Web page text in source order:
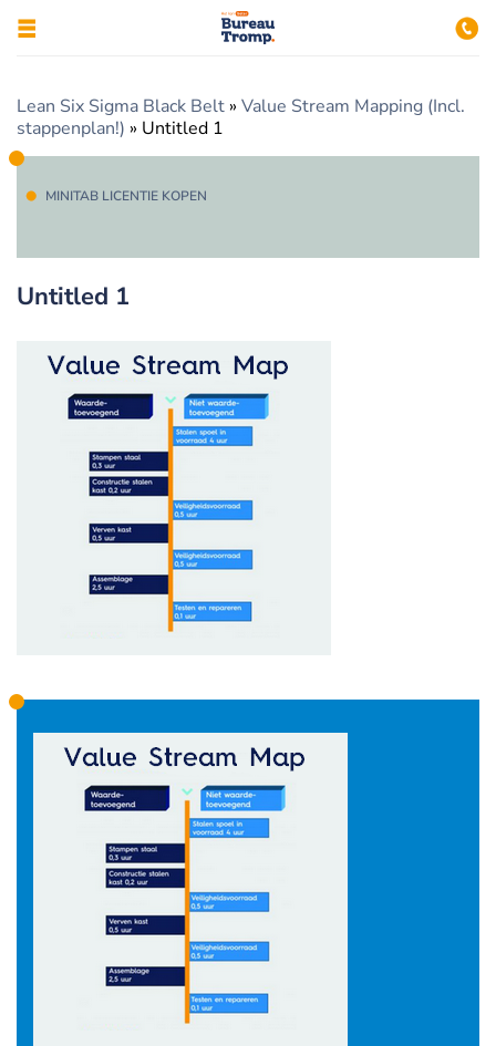
Lean Six Sigma Black Belt » Value Stream Mapping (Incl.
stappenplan!) » Untitled 1
MINITAB LICENTIE KOPEN
Untitled 1